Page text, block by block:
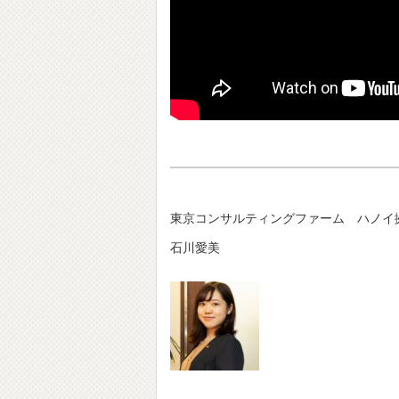
東京コンサルティングファーム ハノイ
石川愛美